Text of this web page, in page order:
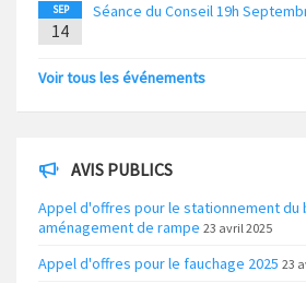
SEP
14
Séance du Conseil 19h
Voir tous les événements
AVIS PUBLICS
Appel d'offres pour le stationnement du
aménagement de rampe 23 avril 2025
Appel d'offres pour le fauchage 2025 23